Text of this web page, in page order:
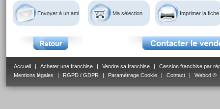
Envoyer à un ami Ma sélection Imprimer la fiche
Accueil Acheter une franchise Vendre sa franchise
Cession franchise par
Mentions légales
RGPD / GDPR Paramétrage Cookie Contact Webcd ©